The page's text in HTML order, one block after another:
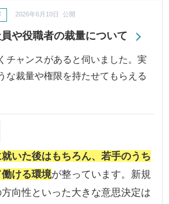
や役職者の裁量について
2026年6月10日 公開
チャンスがあると伺いました。実
な裁量や権限を持たせてもらえる
いた後はもちろん、若手のうち
ける環境が整っています。新規
向性といった大きな意思決定は